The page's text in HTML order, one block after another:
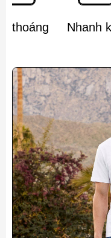
thoáng Nhanh